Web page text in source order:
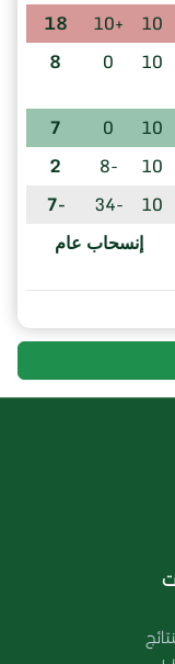
10
+10
18
10
0
8
10
0
7
10
-8
2
10
-34
-7
إنسحاب عام